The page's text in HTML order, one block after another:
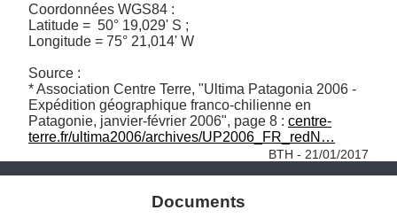
Coordonnées WGS84 :
Latitude =  50° 19,029' S ;
Longitude = 75° 21,014' W
Source :
* Association Centre Terre, "Ultima Patagonia 2006 -
Expédition géographique franco-chilienne en
Patagonie, janvier-février 2006", page 8 : centre-
terre.fr/ultima2006/archives/UP2006_FR_redN…
BTH - 21/01/2017
Documents